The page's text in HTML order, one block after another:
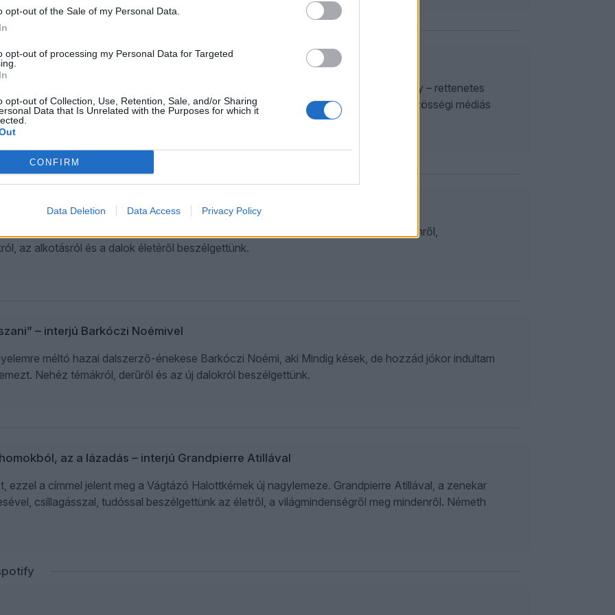
opt-out of the Sale of my Personal Data.
opt-out of processing my Personal Data for Targeted
opt-out of Collection, Use, Retention, Sale, and/or Sharing
Data that Is Unrelated with the Purposes for which it
CONFIRM
Data Deletion Data Access Privacy Policy
is kiállítják azt, amit Orbán Viktor firkált?
mert az elmúlt hónapok egyik időről időre visszatérő, központi kérdése, hogy – rettenetes
ki tematizál, ki viszi a központi narratívát, ki uralja a közbeszédet, azon belül is a közösségi médiás
– interjú Cat Power dalszerző-énekessel
az Akváriumban. Az amerikai dalszerző-énekessel az imádott Bob Dylanről,
az alkotásról és a dalok életéről beszélgettünk.
– interjú Barkóczi Noémivel
méltó hazai dalszerző-énekese Barkóczi Noémi, aki Mindig kések, de hozzád jókor indultam
Nehéz témákról, derűről és az új dalokról beszélgettünk.
az a lázadás – interjú Grandpierre Atillával
ezzel a címmel jelent meg a Vágtázó Halottkémek új nagylemeze. Grandpierre Atillával, a zenekar
csillagásszal, tudóssal beszélgettünk az életről, a világmindenségről meg mindenről. Németh